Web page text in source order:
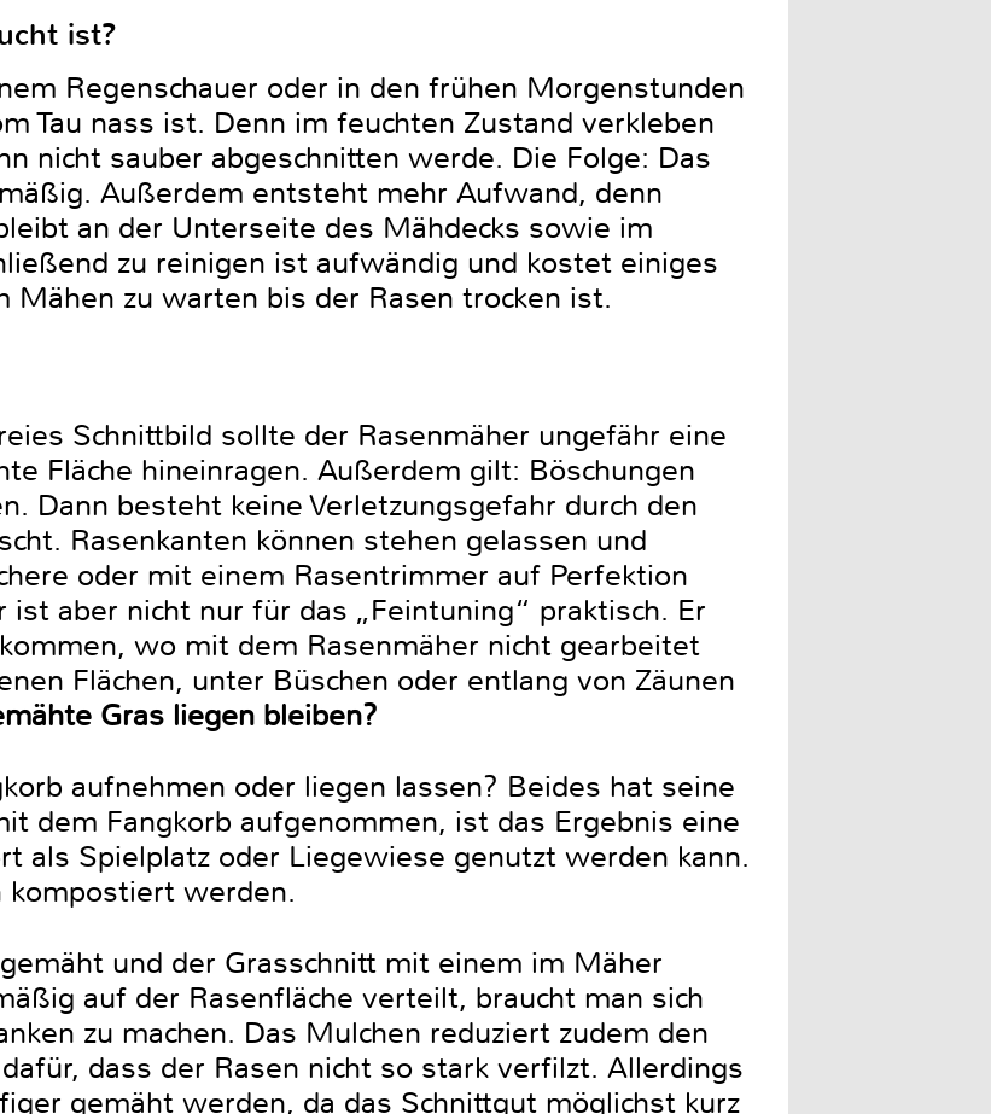
ist?
Regenschauer oder in den frühen Morgenstunden
Tau nass ist. Denn im feuchten Zustand verkleben
nicht sauber abgeschnitten werde. Die Folge: Das
Außerdem entsteht mehr Aufwand, denn
an der Unterseite des Mähdecks sowie im
zu reinigen ist aufwändig und kostet einiges
zu warten bis der Rasen trocken ist.
Schnittbild sollte der Rasenmäher ungefähr eine
Fläche hineinragen. Außerdem gilt: Böschungen
Dann besteht keine Verletzungsgefahr durch den
Rasenkanten können stehen gelassen und
oder mit einem Rasentrimmer auf Perfektion
aber nicht nur für das „Feintuning“ praktisch. Er
wo mit dem Rasenmäher nicht gearbeitet
Flächen, unter Büschen oder entlang von Zäunen
Gras liegen bleiben?
aufnehmen oder liegen lassen? Beides hat seine
dem Fangkorb aufgenommen, ist das Ergebnis eine
als Spielplatz oder Liegewiese genutzt werden kann.
kompostiert werden.
und der Grasschnitt mit einem im Mäher
auf der Rasenfläche verteilt, braucht man sich
zu machen. Das Mulchen reduziert zudem den
dass der Rasen nicht so stark verfilzt. Allerdings
gemäht werden, da das Schnittgut möglichst kurz